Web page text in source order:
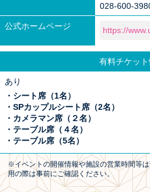
028-600-
公式ホームページ https://
有料チケッ
あり
・シート席（1名）
・SPカップルシート席（2名）
・カメラマン席（２名）
・テーブル席（４名）
・テーブル席（5名）
※イベントの開催情報や施設の営業時間等
用の際は事前にご確認ください。